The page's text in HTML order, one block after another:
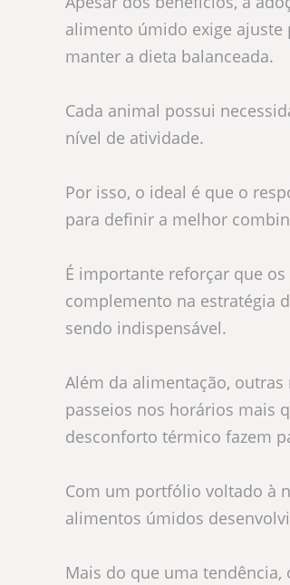
alimento úmido exige
manter a dieta balanceada.
Cada animal possui
nível de atividade.
Por isso, o ideal é que o
para definir a melhor
É importante reforçar que
complemento na estratégia
sendo indispensável.
Além da alimentação,
passeios nos horários mais
desconforto térmico fazem
Com um portfólio voltado à
alimentos úmidos
Mais do que uma